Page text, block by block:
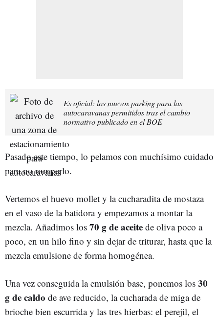
Es oficial: los nuevos parking para las
autocaravanas permitidos tras el cambio
normativo publicado en el BOE
Pasado este tiempo, lo pelamos con muchísimo cuidado
para no romperlo.
Vertemos el huevo mollet y la cucharadita de mostaza
en el vaso de la batidora y empezamos a montar la
mezcla. Añadimos los 70 g de aceite de oliva poco a
poco, en un hilo fino y sin dejar de triturar, hasta que la
mezcla emulsione de forma homogénea.
Una vez conseguida la emulsión base, ponemos los 30
g de caldo de ave reducido, la cucharada de miga de
brioche bien escurrida y las tres hierbas: el perejil, el